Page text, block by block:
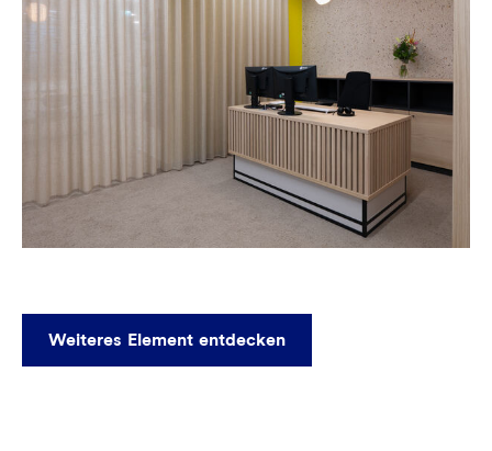
Weiteres Element entdecken